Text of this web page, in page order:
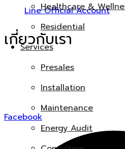
Healthcare &
Residential
Services
Presales
Installation
Maintenance
Energy Audit
Line Official Account
เกี่ยวกับเรา
PAC เป็นผู้นำในการส่งมอบโซลูชั่
ขับเคลื่อนด้วยนวัตกรรม และได้รับค
Facebook